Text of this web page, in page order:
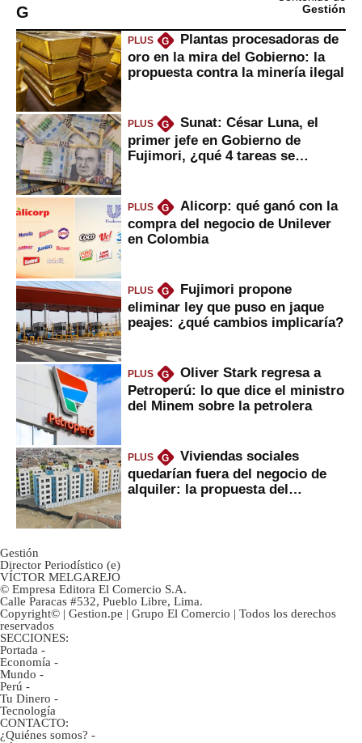
G
Gestión
PLUS G
Plantas procesadoras de
oro en la mira del Gobierno: la
propuesta contra la minería ilegal
PLUS G
Sunat: César Luna, el
primer jefe en Gobierno de
Fujimori, ¿qué 4 tareas se
PLUS G
Alicorp: qué ganó con la
compra del negocio de Unilever
en Colombia
PLUS G
Fujimori propone
eliminar ley que puso en jaque
peajes: ¿qué cambios implicaría?
PLUS G
Oliver Stark regresa a
Petroperú: lo que dice el ministro
del Minem sobre la petrolera
PLUS G
Viviendas sociales
quedarían fuera del negocio de
alquiler: la propuesta del
Gestión
Director Periodístico (e)
VÍCTOR MELGAREJO
© Empresa Editora El Comercio S.A.
Calle Paracas #532, Pueblo Libre, Lima.
Copyright© | Gestion.pe | Grupo El Comercio | Todos los derechos
reservados
SECCIONES:
Portada -
Economía -
Mundo -
Perú -
Tu Dinero -
Tecnología
CONTACTO:
¿Quiénes somos? -